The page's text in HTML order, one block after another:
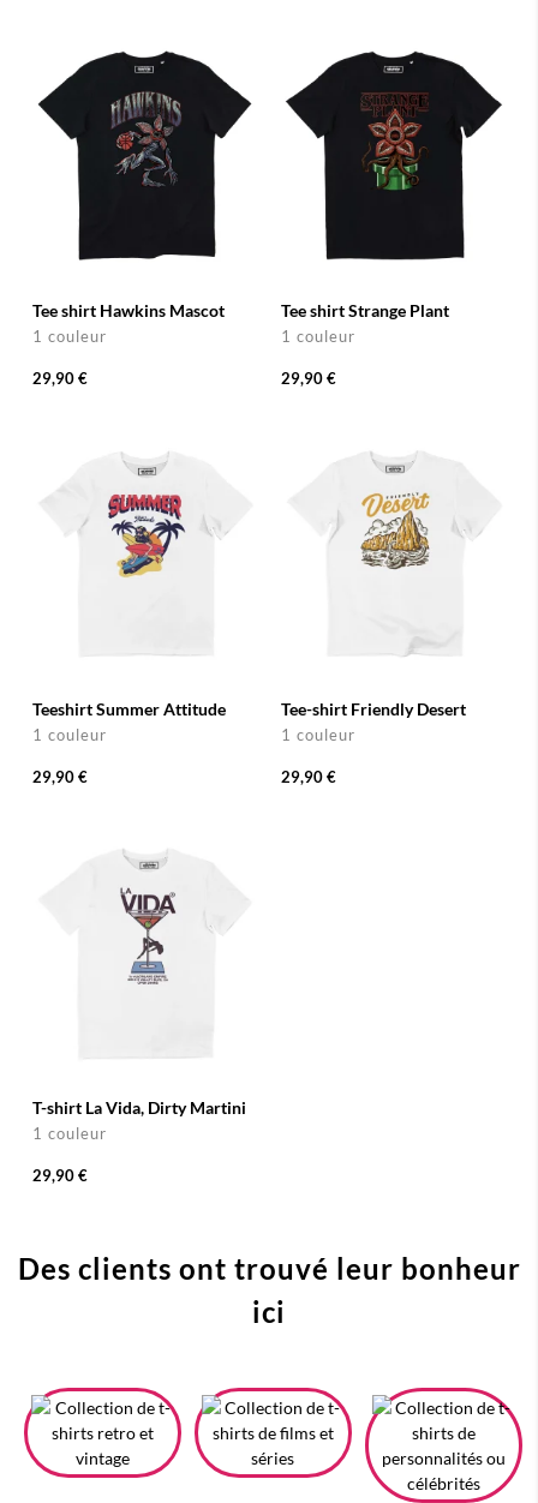
Tee shirt Hawkins Mascot
1 couleur
29,90 €
Tee shirt Strange Plant
1 couleur
29,90 €
Teeshirt Summer Attitude
1 couleur
29,90 €
Tee-shirt Friendly Desert
1 couleur
29,90 €
T-shirt La Vida, Dirty Martini
1 couleur
29,90 €
Des clients ont trouvé leur bonheur
ici